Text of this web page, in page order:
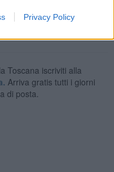
Privacy Policy
Toscana iscriviti alla
Arriva gratis tutti i giorni
di posta.